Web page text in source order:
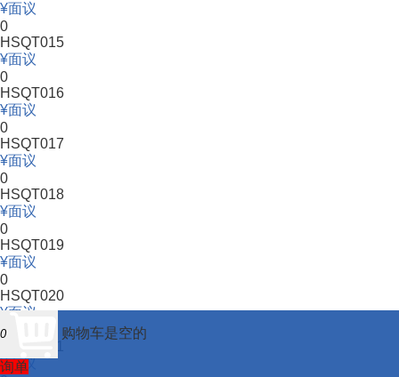
面议
0
HSQT015
面议
0
HSQT016
面议
0
HSQT017
面议
0
HSQT018
面议
0
HSQT019
面议
0
HSQT020
面议
0
面议
0 购物车是空的
询单